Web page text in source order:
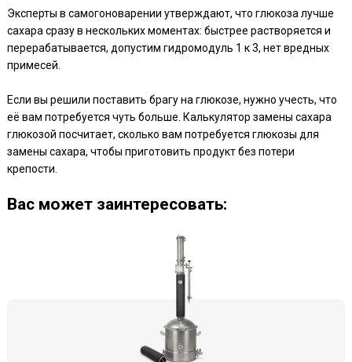
Эксперты в самогоноварении утверждают, что глюкоза лучше
сахара сразу в нескольких моментах: быстрее растворяется и
перерабатывается, допустим гидромодуль 1 к 3, нет вредных
примесей.
Если вы решили поставить брагу на глюкозе, нужно учесть, что
её вам потребуется чуть больше. Калькулятор замены сахара
глюкозой посчитает, сколько вам потребуется глюкозы для
замены сахара, чтобы приготовить продукт без потери
крепости.
Ваc может заинтересовать: